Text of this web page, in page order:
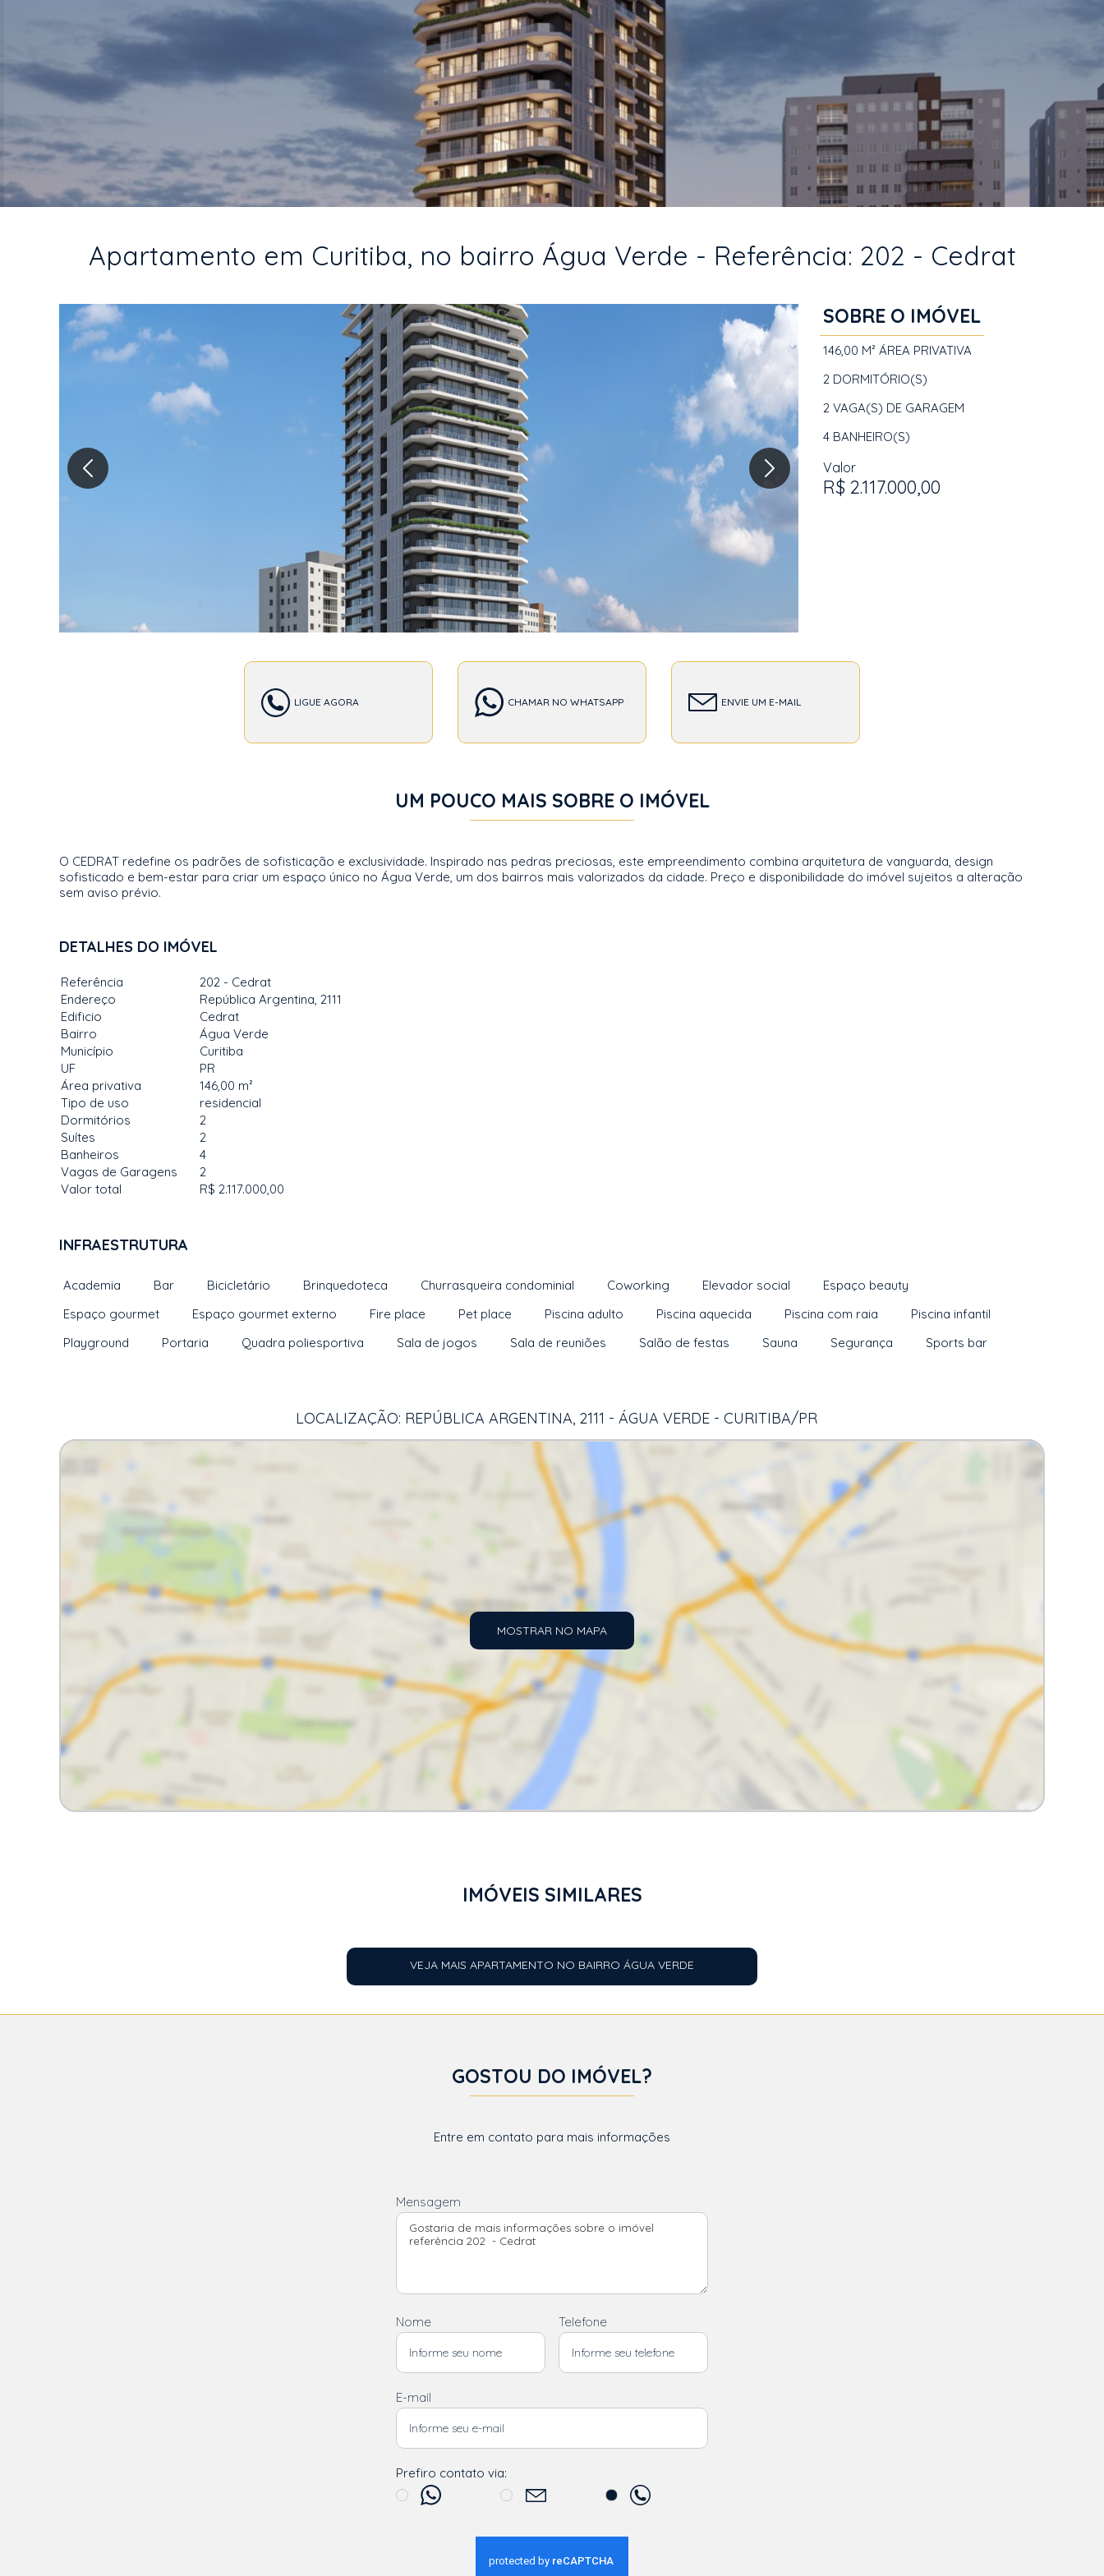
Apartamento em Curitiba, no bairro Água Verde - Referência: 202 - Cedrat
NEXT
SOBRE O IMÓVEL
146,00 M² ÁREA PRIVATIVA
2 DORMITÓRIO(S)
2 VAGA(S) DE GARAGEM
4 BANHEIRO(S)
Valor
R$ 2.117.000,00
LIGUE AGORA CHAMAR NO WHATSAPP ENVIE UM E-MAIL
UM POUCO MAIS SOBRE O IMÓVEL
O CEDRAT redefine os padrões de sofisticação e exclusividade. Inspirado nas pedras preciosas, este empreendimento combina arquitetura de vanguarda, design
sofisticado e bem-estar para criar um espaço único no Água Verde, um dos bairros mais valorizados da cidade. Preço e disponibilidade do imóvel sujeitos a alteração
sem aviso prévio.
DETALHES DO IMÓVEL
Referência
202 - Cedrat
Endereço
República Argentina, 2111
Edificio
Cedrat
Bairro
Água Verde
Município
Curitiba
UF
PR
Área privativa
146,00 m²
Tipo de uso
residencial
Dormitórios
2
Suítes
2
Banheiros
4
Vagas de Garagens
2
Valor total
R$ 2.117.000,00
INFRAESTRUTURA
Academia Bar Bicicletário Brinquedoteca Churrasqueira condominial Coworking Elevador social
Espaço beauty
Espaço gourmet
Espaço gourmet externo Fire place Pet place Piscina adulto Piscina aquecida Piscina com raia
Piscina infantil
Playground
Portaria Quadra poliesportiva Sala de jogos Sala de reuniões Salão de festas Sauna Segurança Sports bar
LOCALIZAÇÃO: REPÚBLICA ARGENTINA, 2111 - ÁGUA VERDE - CURITIBA/PR
MOSTRAR NO MAPA
IMÓVEIS SIMILARES
VEJA MAIS APARTAMENTO NO BAIRRO ÁGUA VERDE
GOSTOU DO IMÓVEL?
Entre em contato para mais informações
Mensagem
Nome Telefone
E-mail
Prefiro contato via: